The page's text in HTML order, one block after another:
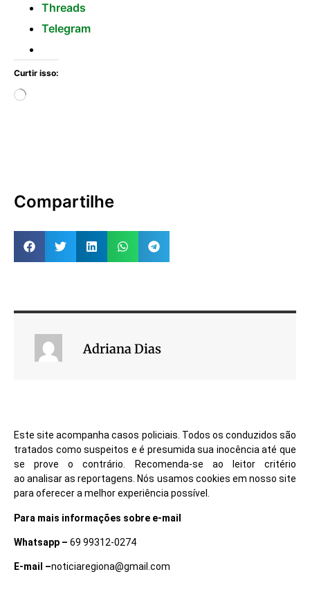
Threads
Telegram
Curtir isso:
Compartilhe
Adriana Dias
Este site acompanha casos policiais. Todos os conduzidos são
tratados como suspeitos e é presumida sua inocência até que
se prove o contrário. Recomenda-se ao leitor critério
ao analisar as reportagens. Nós usamos cookies em nosso site
para oferecer a melhor experiência possível.
Para mais informações sobre e-mail
Whatsapp – 69 99312-0274
E-mail –noticiaregiona@gmail.com